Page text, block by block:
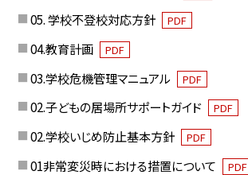
05. 学校不登校対応方針 PDF
04.教育計画 PDF
03.学校危機管理マニュアル PDF
02.子どもの居場所サポートガイド PDF
02.学校いじめ防止基本方針 PDF
01非常変災時における措置について PDF